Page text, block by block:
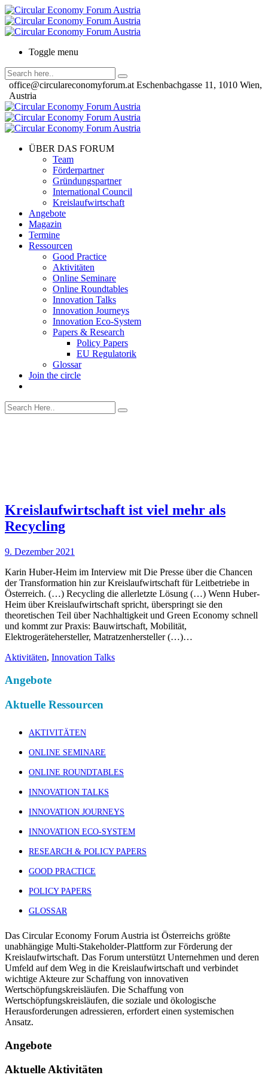
Toggle menu
office@circulareconomyforum.at Eschenbachgasse 11, 1010 Wien,
Austria
ÜBER DAS FORUM
Team
Förderpartner
Gründungspartner
International Council
Kreislaufwirtschaft
Angebote
Magazin
Termine
Ressourcen
Good Practice
Aktivitäten
Online Seminare
Online Roundtables
Innovation Talks
Innovation Journeys
Innovation Eco-System
Papers & Research
Policy Papers
EU Regulatorik
Glossar
Join the circle
Kreislaufwirtschaft ist viel mehr als
Recycling
9. Dezember 2021
Karin Huber-Heim im Interview mit Die Presse über die Chancen
der Transformation hin zur Kreislaufwirtschaft für Leitbetriebe in
Österreich. (…) Recycling die allerletzte Lösung (…) Wenn Huber-
Heim über Kreislaufwirtschaft spricht, überspringt sie den
theoretischen Teil über Nachhaltigkeit und Green Economy schnell
und kommt zur Praxis: Bauwirtschaft, Mobilität,
Elektrogerätehersteller, Matratzenhersteller (…)…
Aktivitäten, Innovation Talks
Angebote
Aktuelle Ressourcen
AKTIVITÄTEN
ONLINE SEMINARE
ONLINE ROUNDTABLES
INNOVATION TALKS
INNOVATION JOURNEYS
INNOVATION ECO-SYSTEM
RESEARCH & POLICY PAPERS
GOOD PRACTICE
POLICY PAPERS
GLOSSAR
Das Circular Economy Forum Austria ist Österreichs größte
unabhängige Multi-Stakeholder-Plattform zur Förderung der
Kreislaufwirtschaft. Das Forum unterstützt Unternehmen und deren
Umfeld auf dem Weg in die Kreislaufwirtschaft und verbindet
wichtige Akteure zur Schaffung von innovativen
Wertschöpfungskreisläufen. Die Schaffung von
Wertschöpfungskreisläufen, die soziale und ökologische
Herausforderungen adressieren, erfordert einen systemischen
Ansatz.
Angebote
Aktuelle Aktivitäten